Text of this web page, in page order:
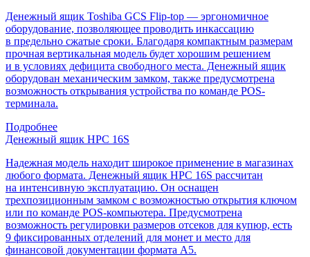
Денежный ящик Toshiba GCS Flip-top — эргономичное
оборудование, позволяющее проводить инкассацию
в предельно сжатые сроки. Благодаря компактным размерам
прочная вертикальная модель будет хорошим решением
и в условиях дефицита свободного места. Денежный ящик
оборудован механическим замком, также предусмотрена
возможность открывания устройства по команде POS-
терминала.
Подробнее
Денежный ящик HPC 16S
Надежная модель находит широкое применение в магазинах
любого формата. Денежный ящик HPC 16S рассчитан
на интенсивную эксплуатацию. Он оснащен
трехпозиционным замком с возможностью открытия ключом
или по команде POS-компьютера. Предусмотрена
возможность регулировки размеров отсеков для купюр, есть
9 фиксированных отделений для монет и место для
финансовой документации формата А5.